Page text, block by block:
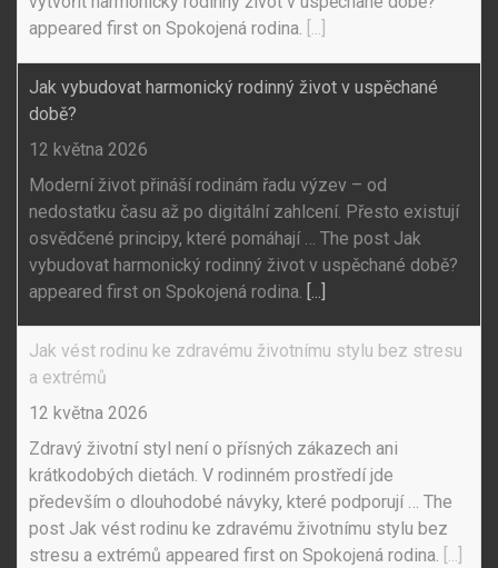
appeared first on Spokojená rodina.
Jak vybudovat harmonický rodinný život v uspěchané
době?
12 května 2026
Moderní život přináší rodinám řadu výzev – od
nedostatku času až po digitální zahlcení. Přesto existují
osvědčené principy, které pomáhají … The post Jak
vybudovat harmonický rodinný život v uspěchané době?
appeared first on Spokojená rodina. [...]
Jak vést rodinu ke zdravému životnímu stylu bez stresu
a extrémů
12 května 2026
Zdravý životní styl není o přísných zákazech ani
krátkodobých dietách. V rodinném prostředí jde
především o dlouhodobé návyky, které podporují … The
post Jak vést rodinu ke zdravému životnímu stylu bez
stresu a extrémů appeared first on Spokojená rodina.